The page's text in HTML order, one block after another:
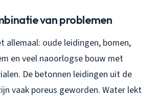
van problemen
allemaal: oude leidingen, bomen,
en veel naoorlogse bouw met
De betonnen leidingen uit de
vaak poreus geworden. Water lekt